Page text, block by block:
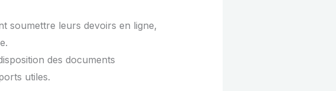
soumettre leurs devoirs en ligne,
des documents
utiles.